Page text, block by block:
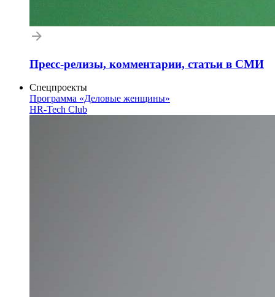
Пресс-релизы, комментарии, статьи в СМИ
Спецпроекты
Программа «Деловые женщины»
HR-Tech Club